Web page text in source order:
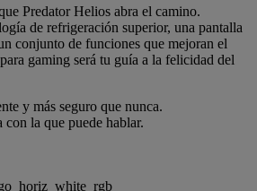
Predator Helios abra el camino.
de refrigeración superior, una pantalla
conjunto de funciones que mejoran el
gaming será tu guía a la felicidad del
y más seguro que nunca.
la que puede hablar.